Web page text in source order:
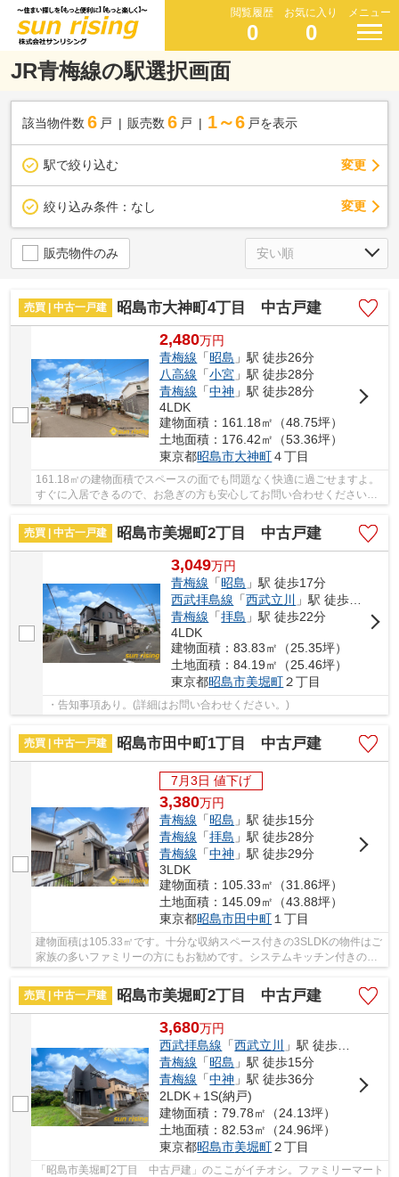
閲覧履歴
0
お気に入り
0
メニュー
JR青梅線の駅選択画面
該当物件数 6 戸 販売数 6 戸 1～6 戸を表示
駅で絞り込む 変更
絞り込み条件： なし 変更
販売物件のみ
売買 | 中古一戸建 昭島市大神町4丁目 中古戸建
2,480万円
青梅線 「昭島 」駅 徒歩26分
八高線 「小宮 」駅 徒歩28分
青梅線 「中神 」駅 徒歩28分
4LDK
建物面積：161.18㎡（48.75坪）
土地面積：176.42㎡（53.36坪）
東京都昭島市大神町４丁目
161.18㎡の建物面積でスペースの面でも問題なく快適に過ごせますよ。
すぐに入居できるので、お急ぎの方も安心してお問い合わせください。
売買 | 中古一戸建
昭島市美堀町2丁目 中古戸建
3,049万円
青梅線 「昭島 」駅 徒歩17分
西武拝島線 「西武立川
」駅 徒歩19分
青梅線 「拝島 」駅 徒歩22分
4LDK
建物面積：83.83㎡（25.35坪）
土地面積：84.19㎡（25.46坪）
東京都昭島市美堀町２丁目
・告知事項あり。(詳細はお問い合わせください。)
売買 | 中古一戸建 昭島市田中町1丁目 中古戸建
7月3日 値下げ
3,380万円
青梅線 「昭島 」駅 徒歩15分
青梅線 「拝島 」駅 徒歩28分
青梅線 「中神 」駅 徒歩29分
3LDK
建物面積：105.33㎡（31.86坪）
土地面積：145.09㎡（43.88坪）
東京都昭島市田中町 １丁目
建物面積は105.33㎡です。十分な収納スペース付きの3SLDKの物件はご
家族の多いファミリーの方にもお勧めです。システムキッチン付きの物
売買 | 中古一戸建
昭島市美堀町2丁目 中古戸建
3,680万円
西武拝島線 「西武立川
」駅 徒歩18分
青梅線 「昭島 」駅 徒歩15分
青梅線 「中神 」駅 徒歩36分
2LDK＋1S(納戸)
建物面積：79.78㎡（24.13坪）
土地面積：82.53㎡（24.96坪）
東京都昭島市美堀町２丁目
「昭島市美堀町2丁目 中古戸建」のここがイチオシ。ファミリーマート